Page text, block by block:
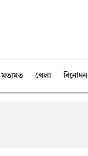
মতামত খেলা বিনোদন